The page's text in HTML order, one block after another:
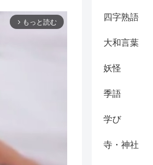
arrow_forward_ios もっと読む 四字熟語
大和言葉
妖怪
季語
学び
寺・神社